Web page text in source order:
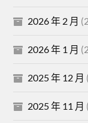
2026 年 2 月
2026 年 1 月
2025 年 12 月
2025 年 11 月